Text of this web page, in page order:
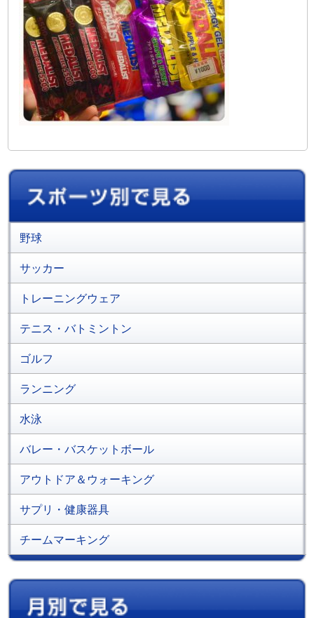
野球
サッカー
トレーニングウェア
テニス・バトミントン
ゴルフ
ランニング
水泳
バレー・バスケットボール
アウトドア＆ウォーキング
サプリ・健康器具
チームマーキング